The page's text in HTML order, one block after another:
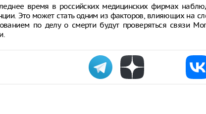
время в российских медицинских фирмах
Это может стать одним из факторов, влияющих на
по делу о смерти будут проверяться связи